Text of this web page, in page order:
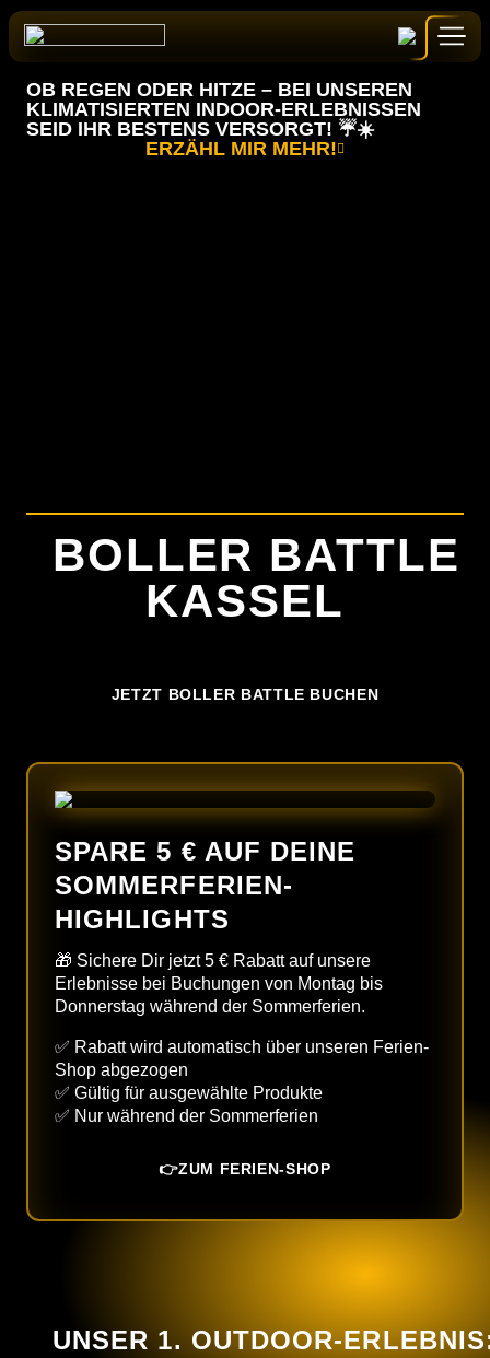
Zum
Inhalt
OB REGEN ODER HITZE – BEI UNSEREN
KLIMATISIERTEN INDOOR-ERLEBNISSEN
SEID IHR BESTENS VERSORGT! ☔️☀️
ERZÄHL MIR MEHR!
FAQ
BOLLER BATTLE
KASSEL
JETZT BOLLER BATTLE BUCHEN
SPARE 5 € AUF DEINE
SOMMERFERIEN-
HIGHLIGHTS
🎁 Sichere Dir jetzt 5 € Rabatt auf unsere
Erlebnisse bei Buchungen von Montag bis
Donnerstag während der Sommerferien.
✅ Rabatt wird automatisch über unseren Ferien-
Shop abgezogen
✅ Gültig für ausgewählte Produkte
✅ Nur während der Sommerferien
👉ZUM FERIEN-SHOP
UNSER 1. OUTDOOR-